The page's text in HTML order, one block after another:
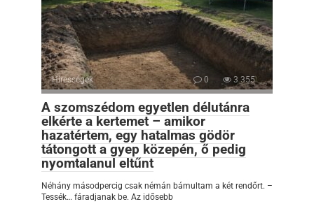
Hírességek 0 3 355
A szomszédom egyetlen délutánra
elkérte a kertemet – amikor
hazatértem, egy hatalmas gödör
tátongott a gyep közepén, ő pedig
nyomtalanul eltűnt
Néhány másodpercig csak némán bámultam a két rendőrt. –
Tessék… fáradjanak be. Az idősebb